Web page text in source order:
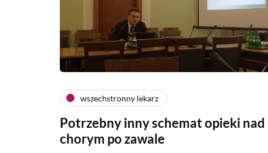
wszechstronny lekarz
Potrzebny inny schemat opieki nad
chorym po zawale